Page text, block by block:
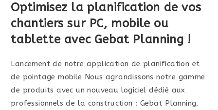
Optimisez la planification de vos
chantiers sur PC, mobile ou
tablette avec Gebat Planning !
Lancement de notre application de planification et
de pointage mobile Nous agrandissons notre gamme
de produits avec un nouveau logiciel dédié aux
professionnels de la construction : Gebat Planning.